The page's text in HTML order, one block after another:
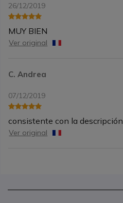
26/12/2019
MUY BIEN
Ver original
C. Andrea
07/12/2019
consistente con la descripción.
Ver original